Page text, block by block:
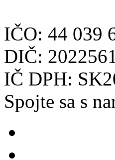
IČO: 44 039
DIČ:
IČ DPH:
Spojte sa s